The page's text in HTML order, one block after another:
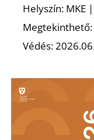
Helyszín: MKE
Védés: